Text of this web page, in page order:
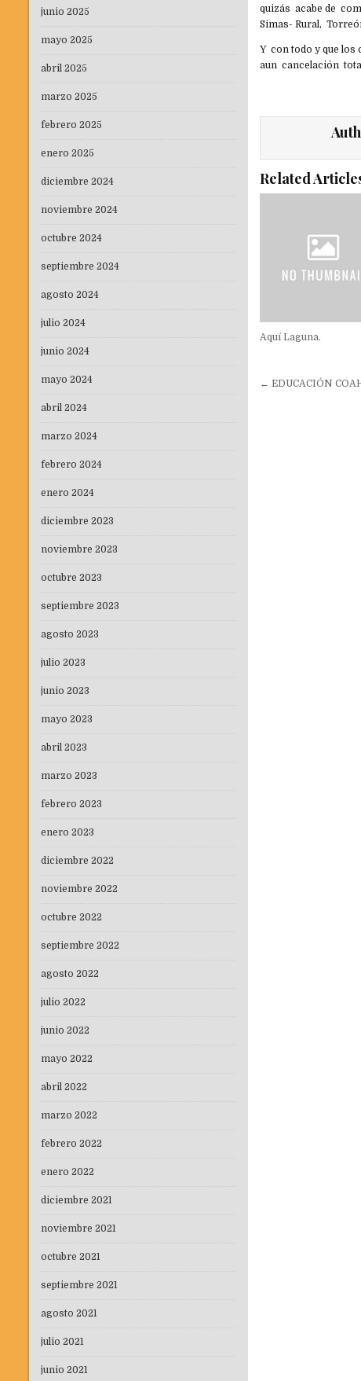
quizás acabe de
Simas- Rural,
Y con todo y que los
aun cancelación
Related
Aquí Laguna.
← EDUCACIÓN
junio 2025
mayo 2025
abril 2025
marzo 2025
febrero 2025
enero 2025
diciembre 2024
noviembre 2024
octubre 2024
septiembre 2024
agosto 2024
julio 2024
junio 2024
mayo 2024
abril 2024
marzo 2024
febrero 2024
enero 2024
diciembre 2023
noviembre 2023
octubre 2023
septiembre 2023
agosto 2023
julio 2023
junio 2023
mayo 2023
abril 2023
marzo 2023
febrero 2023
enero 2023
diciembre 2022
noviembre 2022
octubre 2022
septiembre 2022
agosto 2022
julio 2022
junio 2022
mayo 2022
abril 2022
marzo 2022
febrero 2022
enero 2022
diciembre 2021
noviembre 2021
octubre 2021
septiembre 2021
agosto 2021
julio 2021
junio 2021